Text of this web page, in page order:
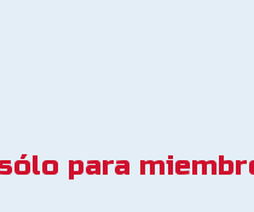
para